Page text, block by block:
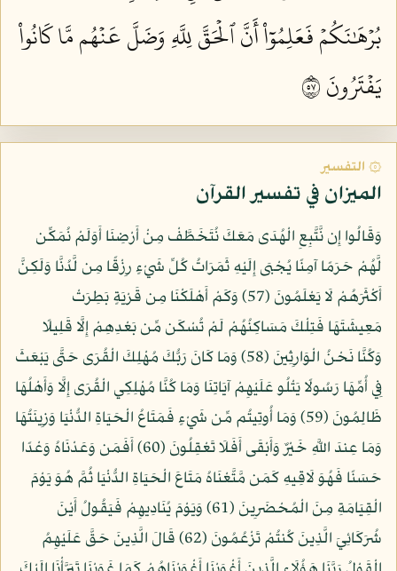
بُرۡهَٰنَكُمۡ فَعَلِمُوٓاْ أَنَّ ٱلۡحَقَّ لِلَّهِ وَضَلَّ عَنۡهُم مَّا كَانُواْ
يَفۡتَرُونَ ٧٥
۞ التفسير
الميزان في تفسير القرآن
وَقَالُوا إِن نَّتَّبِعِ الْهُدَى مَعَكَ نُتَخَطَّفْ مِنْ أَرْضِنَا أَوَلَمْ نُمَكِّن
لَّهُمْ حَرَمًا آمِنًا يُجْبَى إِلَيْهِ ثَمَرَاتُ كُلِّ شَيْءٍ رِزْقًا مِن لَّدُنَّا وَلَكِنَّ
أَكْثَرَهُمْ لَا يَعْلَمُونَ (57) وَكَمْ أَهْلَكْنَا مِن قَرْيَةٍ بَطِرَتْ
مَعِيشَتَهَا فَتِلْكَ مَسَاكِنُهُمْ لَمْ تُسْكَن مِّن بَعْدِهِمْ إِلَّا قَلِيلًا
وَكُنَّا نَحْنُ الْوَارِثِينَ (58) وَمَا كَانَ رَبُّكَ مُهْلِكَ الْقُرَى حَتَّى يَبْعَثَ
فِي أُمِّهَا رَسُولًا يَتْلُو عَلَيْهِمْ آيَاتِنَا وَمَا كُنَّا مُهْلِكِي الْقُرَى إِلَّا وَأَهْلُهَا
ظَالِمُونَ (59) وَمَا أُوتِيتُم مِّن شَيْءٍ فَمَتَاعُ الْحَيَاةِ الدُّنْيَا وَزِينَتُهَا
وَمَا عِندَ اللَّهِ خَيْرٌ وَأَبْقَى أَفَلَا تَعْقِلُونَ (60) أَفَمَن وَعَدْنَاهُ وَعْدًا
حَسَنًا فَهُوَ لَاقِيهِ كَمَن مَّتَّعْنَاهُ مَتَاعَ الْحَيَاةِ الدُّنْيَا ثُمَّ هُوَ يَوْمَ
الْقِيَامَةِ مِنَ الْمُحْضَرِينَ (61) وَيَوْمَ يُنَادِيهِمْ فَيَقُولُ أَيْنَ
شُرَكَائِيَ الَّذِينَ كُنتُمْ تَزْعُمُونَ (62) قَالَ الَّذِينَ حَقَّ عَلَيْهِمُ